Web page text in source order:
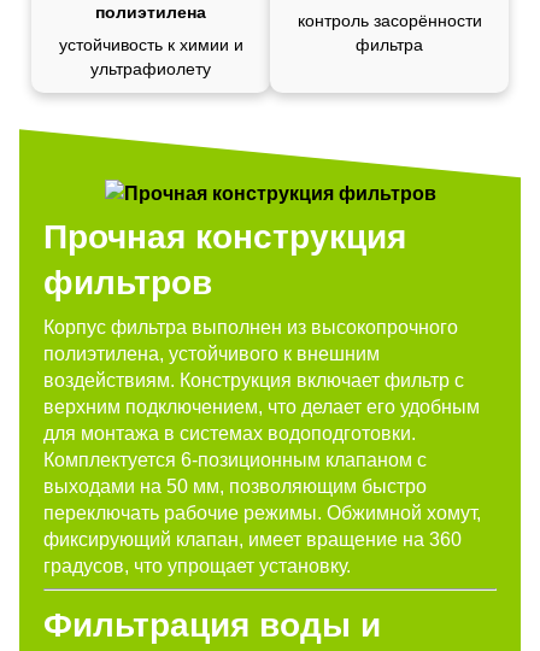
полиэтилена
устойчивость к химии и
ультрафиолету
контроль засорённости
фильтра
Прочная конструкция
фильтров
Корпус фильтра выполнен из высокопрочного
полиэтилена, устойчивого к внешним
воздействиям. Конструкция включает фильтр с
верхним подключением, что делает его удобным
для монтажа в системах водоподготовки.
Комплектуется 6-позиционным клапаном с
выходами на 50 мм, позволяющим быстро
переключать рабочие режимы. Обжимной хомут,
фиксирующий клапан, имеет вращение на 360
градусов, что упрощает установку.
Фильтрация воды и